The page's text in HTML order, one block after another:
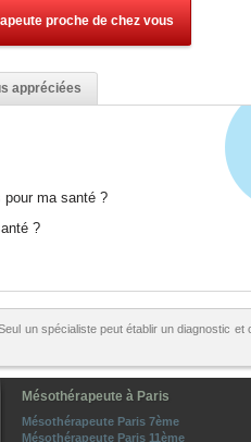
proche de chez vous
appréciées
pour ma santé ?
?
un spécialiste peut établir un diagnostic et
Mésothérapeute à Paris
Mésothérapeute Paris 7ème
Mésothérapeute Paris 11ème